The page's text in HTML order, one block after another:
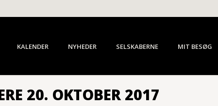
KALENDER NYHEDER SELSKABERNE MIT BESØG
20. OKTOBER 2017